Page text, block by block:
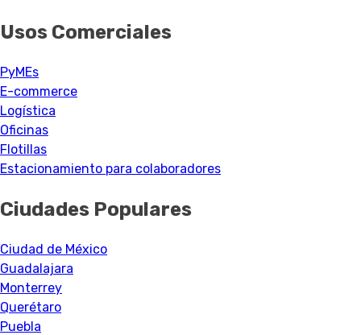
Usos Comerciales
PyMEs
E-commerce
Logística
Oficinas
Flotillas
Estacionamiento para colaboradores
Ciudades Populares
Ciudad de México
Guadalajara
Monterrey
Querétaro
Puebla